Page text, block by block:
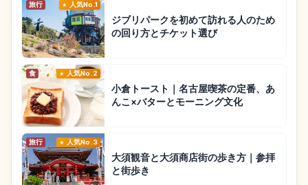
旅行 人気No.1
ジブリパークを初めて訪れる人のため
の回り方とチケット選び
食 人気No.2
小倉トースト｜名古屋喫茶の定番、あ
んこ×バターとモーニング文化
旅行 人気No.3
大須観音と大須商店街の歩き方｜参拝
と街歩き